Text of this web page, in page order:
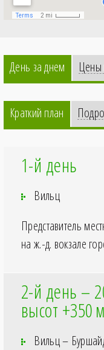
День за днем Цены
Краткий план
1-й день
Вильц
Представитель
на ж.-д. вокзале
2-й день –
высот +350
Вильц –